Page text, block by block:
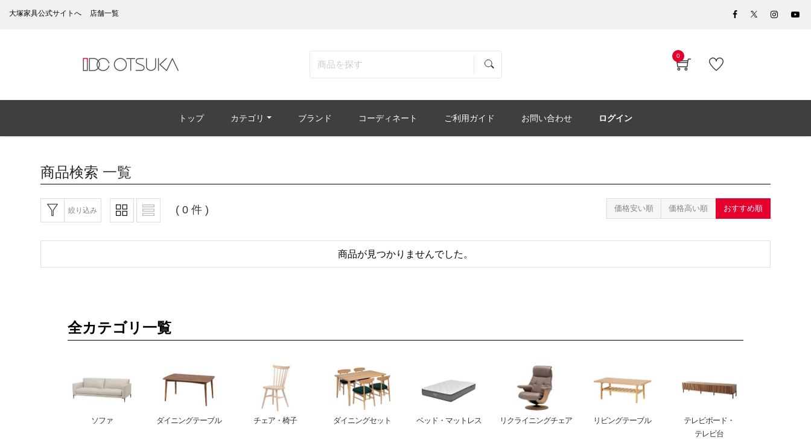
大塚家具公式サイトへ 店舗一覧
0
トップ カテゴリ ブランド コーディネート ご利用ガイド お問い合わせ ログイン
商品検索 一覧
絞り込み ( 0 件 ) 価格安い順 価格高い順 おすすめ順
商品が見つかりませんでした。
全カテゴリ一覧
ソファ ダイニングテーブル チェア・椅子 ダイニングセット ベッド・マットレス リクライニングチェア リビングテーブル
テレビボード・
テレビ台